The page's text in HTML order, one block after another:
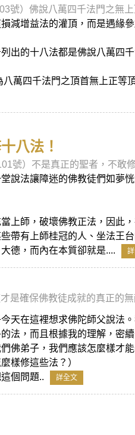
號）佛說八萬四千法門之無
減增益法的灌頂，而是遇緣
出的十八法都是佛說八萬四
萬四千法門之頂首無上正等
八法！
號）不是真正的聖者，不敢
說法讓障迷的佛教徒們如夢
上師，破壞佛教正法，因此
帶有上師桂冠的人、坐法王
德，而內在本質卻就是....
是確保佛教徒成就的真正的
天在這裡想求佛陀師父說法
法，而且根據我的理解，密
佛弟子，我們應該怎麼樣才
樣修這些法？）
個問題..
詳全文